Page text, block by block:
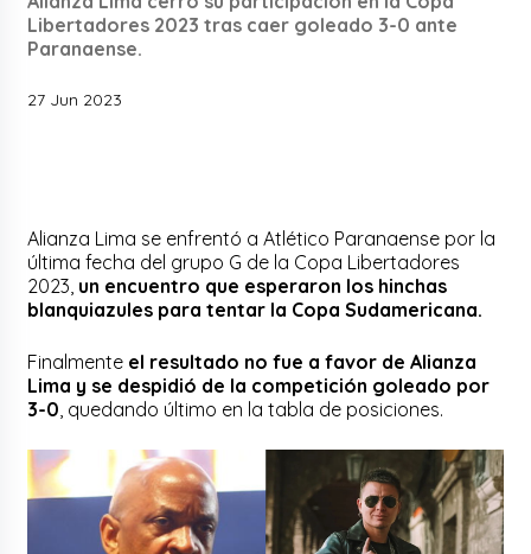
Libertadores 2023 tras caer goleado 3-0 ante
Paranaense.
27 Jun 2023
Alianza Lima se enfrentó a Atlético Paranaense por la
última fecha del grupo G de la Copa Libertadores
2023, un encuentro que esperaron los hinchas
blanquiazules para tentar la Copa Sudamericana.
Finalmente el resultado no fue a favor de Alianza
Lima y se despidió de la competición goleado por
3-0 , quedando último en la tabla de posiciones.